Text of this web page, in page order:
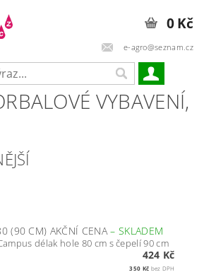
e-agro@seznam.cz
0 Kč
VYBAVENÍ,
(90 CM) AKČNÍ CENA– SKLADEM
délak hole 80 cm s čepelí 90 cm
424 Kč
350 Kč bez DPH